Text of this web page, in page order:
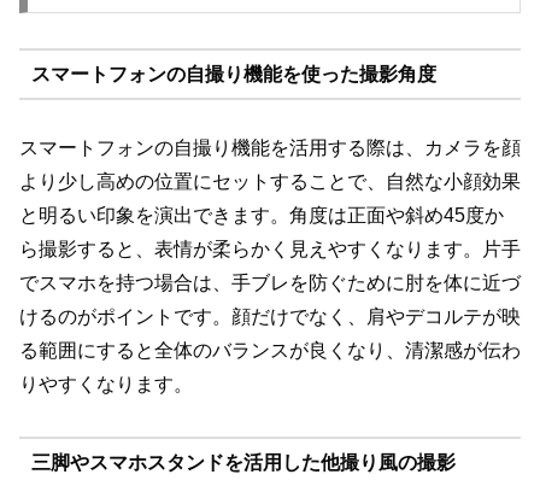
スマートフォンの自撮り機能を使った撮影角度
スマートフォンの自撮り機能を活用する際は、カメラを顔
より少し高めの位置にセットすることで、自然な小顔効果
と明るい印象を演出できます。角度は正面や斜め45度か
ら撮影すると、表情が柔らかく見えやすくなります。片手
でスマホを持つ場合は、手ブレを防ぐために肘を体に近づ
けるのがポイントです。顔だけでなく、肩やデコルテが映
る範囲にすると全体のバランスが良くなり、清潔感が伝わ
りやすくなります。
三脚やスマホスタンドを活用した他撮り風の撮影